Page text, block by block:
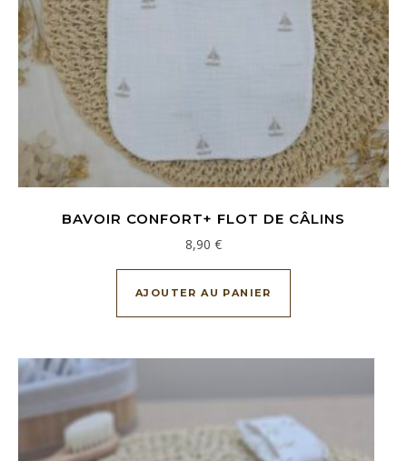
BAVOIR CONFORT+ FLOT DE CÂLINS
8,90 €
AJOUTER AU PANIER